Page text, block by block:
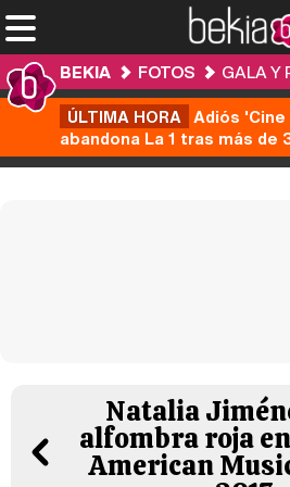
BEKIA FOTOS
GALA Y
ÚLTIMA HORA Adiós
abandona La 1 tras más de
Natalia
alfombra roja
American